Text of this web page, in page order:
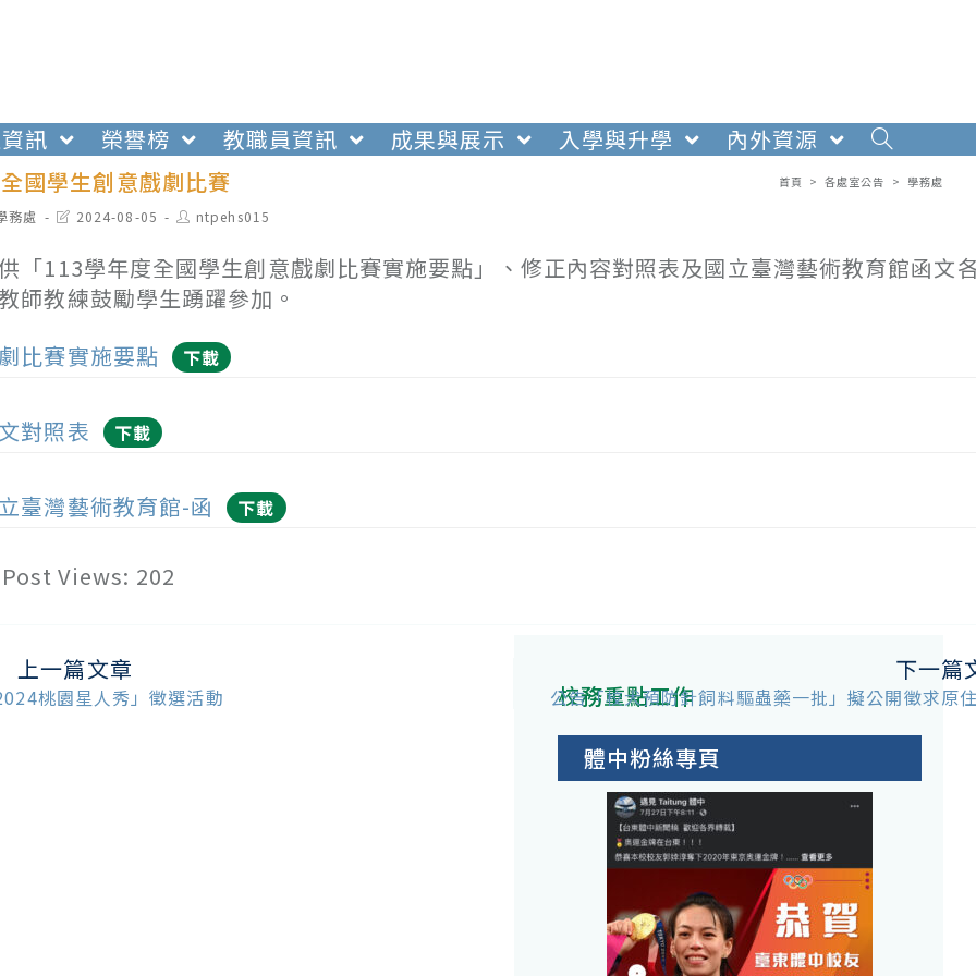
訊 榮譽榜 教職員資訊 成果與展示 入學與升學
內外資源
國學生創意戲劇比賽
首頁 > 各處室公告 > 學務處
務處
Post2024-08-05
Post
author:
ntpehs015
「113學年度全國學生創意戲劇比賽實施要點」、修正內容對照表及國立臺灣藝術教育館函文
師教練鼓勵學生踴躍參加。
比賽實施要點
下載
對照表 下載
臺灣藝術教育館-函 下載
Post Views: 202
上一篇文章
桃園星人秀」徵選活動
下一篇
公告「校犬預防針飼料驅蟲藥一批」擬公開徵求原
校務重點工作
體中粉絲專頁